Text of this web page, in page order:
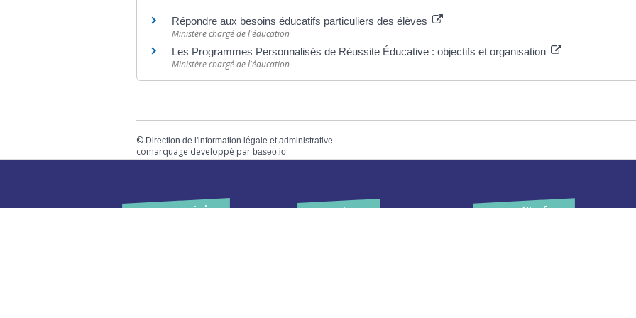
Répondre aux besoins éducatifs particuliers des élèves
Ministère chargé de l'éducation
Les Programmes Personnalisés de Réussite Éducative : objectifs et organisation
Ministère chargé de l'éducation
© Direction de l'information légale et administrative
comarquage developpé par baseo.io
Votre mairie Horaires Plus d’infos